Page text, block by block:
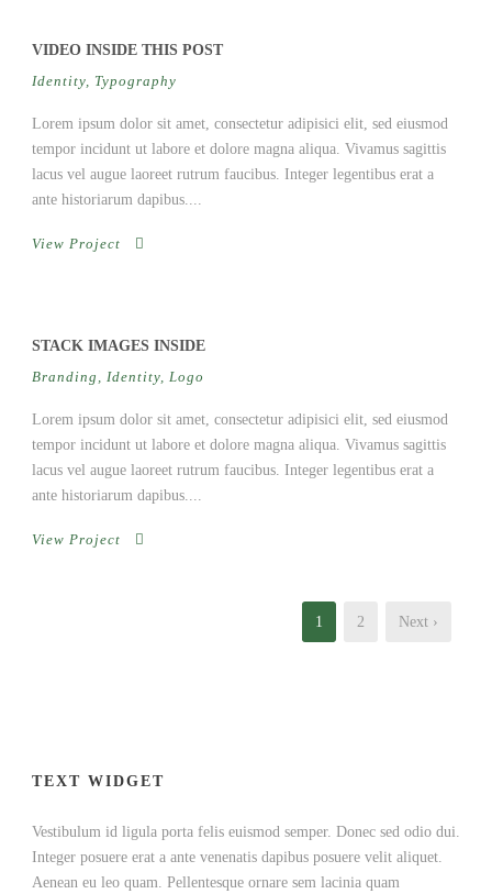
VIDEO INSIDE THIS POST
Identity, Typography
Lorem ipsum dolor sit amet, consectetur adipisici elit, sed eiusmod
tempor incidunt ut labore et dolore magna aliqua. Vivamus sagittis
lacus vel augue laoreet rutrum faucibus. Integer legentibus erat a
ante historiarum dapibus....
View Project
STACK IMAGES INSIDE
Branding , Identity, Logo
Lorem ipsum dolor sit amet, consectetur adipisici elit, sed eiusmod
tempor incidunt ut labore et dolore magna aliqua. Vivamus sagittis
lacus vel augue laoreet rutrum faucibus. Integer legentibus erat a
ante historiarum dapibus....
View Project
1 2 Next ›
TEXT WIDGET
Vestibulum id ligula porta felis euismod semper. Donec sed odio dui.
Integer posuere erat a ante venenatis dapibus posuere velit aliquet.
Aenean eu leo quam. Pellentesque ornare sem lacinia quam